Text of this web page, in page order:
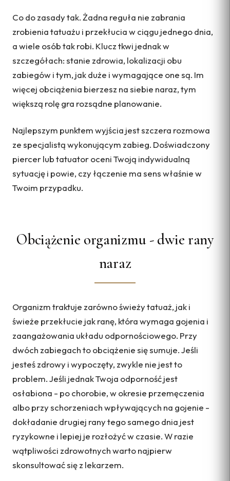
Co do zasady tak. Żadna reguła nie zabrania
zrobienia tatuażu i przekłucia w ciągu jednego dnia,
a wiele osób tak robi. Klucz tkwi jednak w
szczegółach: stanie zdrowia, lokalizacji obu
zabiegów i tym, jak duże i wymagające one są. Im
więcej obciążenia bierzesz na siebie naraz, tym
większą rolę gra rozsądne planowanie.
Najlepszym punktem wyjścia jest szczera rozmowa
ze specjalistą wykonującym zabieg. Doświadczony
piercer lub tatuator oceni Twoją indywidualną
sytuację i powie, czy łączenie ma sens właśnie w
Twoim przypadku.
Obciążenie organizmu - dwie rany
naraz
Organizm traktuje zarówno świeży tatuaż, jak i
świeże przekłucie jak ranę, która wymaga gojenia i
zaangażowania układu odpornościowego. Przy
dwóch zabiegach to obciążenie się sumuje. Jeśli
jesteś zdrowy i wypoczęty, zwykle nie jest to
problem. Jeśli jednak Twoja odporność jest
osłabiona - po chorobie, w okresie przemęczenia
albo przy schorzeniach wpływających na gojenie -
dokładanie drugiej rany tego samego dnia jest
ryzykowne i lepiej je rozłożyć w czasie. W razie
wątpliwości zdrowotnych warto najpierw
skonsultować się z lekarzem.